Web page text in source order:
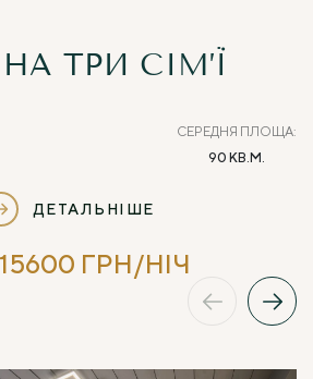
ТРИ СІМ’Ї
СЕРЕДНЯ ПЛОЩА:
90 КВ.М.
ДЕТАЛЬНІШЕ
15600 ГРН/НІЧ